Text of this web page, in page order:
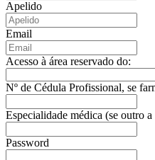
Apelido
Email
Acesso à área reservado do:
Nº de Cédula Profissional, se
Especialidade médica (se outro
Password